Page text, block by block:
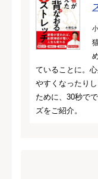
ていることに。
やすくなったり
ために、30秒で
ズをご紹介。